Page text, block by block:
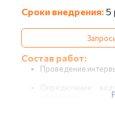
Сроки внедрения: 5
Состав работ:
Проведение
Определение